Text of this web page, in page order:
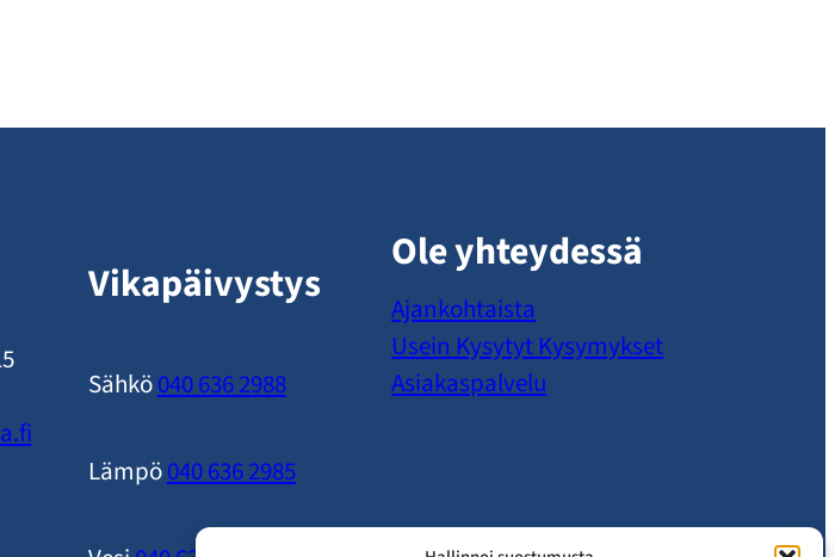
Vikapäivystys
Sähkö040 636 2988
Lämpö040 636 2985
Ole yhteydessä
Ajankohtaista
Usein Kysytyt Kysymykset
Asiakaspalvelu